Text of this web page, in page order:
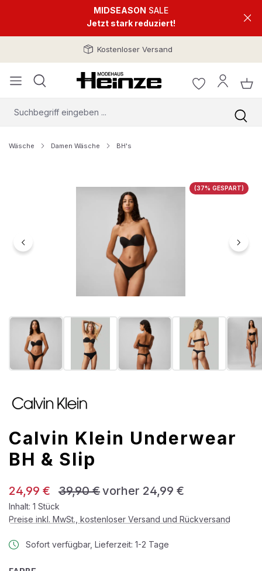
MIDSEASON SALE
Jetzt stark reduziert!
Kostenloser Versand
Wäsche Damen Wäsche BH's
(37% GESPART)
Calvin Klein Underwear
BH & Slip
Verkaufspreis:
24,99 € Regulärer Preis:
39,90 €vorher 24,99 €
Inhalt: 1 Stück
Preise inkl. MwSt., kostenloser Versand und Rückversand
Sofort verfügbar, Lieferzeit: 1-2 Tage